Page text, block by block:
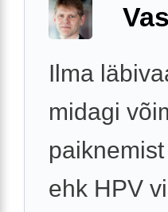
Ilma
midagi
ehk HPV